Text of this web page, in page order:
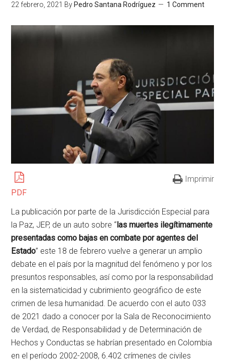
22 febrero, 2021 By Pedro Santana Rodríguez 1 Comment
PDF
Imprimir
La publicación por parte de la Jurisdicción Especial para
la Paz, JEP, de un auto sobre “las muertes ilegítimamente
presentadas como bajas en combate por agentes del
Estado” este 18 de febrero vuelve a generar un amplio
debate en el país por la magnitud del fenómeno y por los
presuntos responsables, así como por la responsabilidad
en la sistematicidad y cubrimiento geográfico de este
crimen de lesa humanidad. De acuerdo con el auto 033
de 2021 dado a conocer por la Sala de Reconocimiento
de Verdad, de Responsabilidad y de Determinación de
Hechos y Conductas se habrían presentado en Colombia
en el período 2002-2008, 6.402 crímenes de civiles